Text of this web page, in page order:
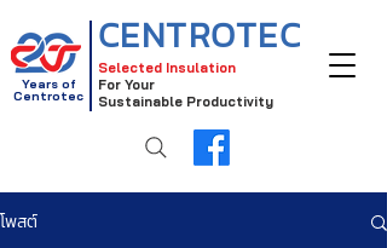
Selected Insulation
For Your
Sustainable Productivity
CENTROTEC
Years of
Centrotec
โพสต์